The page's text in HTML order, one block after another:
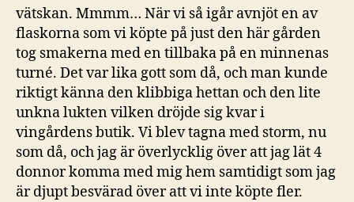
vätskan. Mmmm… När vi så igår avnjöt en av
flaskorna som vi köpte på just den här gården
tog smakerna med en tillbaka på en minnenas
turné. Det var lika gott som då, och man kunde
riktigt känna den klibbiga hettan och den lite
unkna lukten vilken dröjde sig kvar i
vingårdens butik. Vi blev tagna med storm, nu
som då, och jag är överlycklig över att jag lät 4
donnor komma med mig hem samtidigt som jag
är djupt besvärad över att vi inte köpte fler.